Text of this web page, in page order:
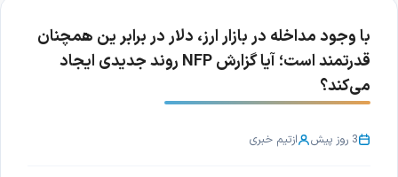
با وجود مداخله در بازار ارز، دلار در برابر ین همچنان
قدرتمند است؛ آیا گزارش NFP روند جدیدی ایجاد
می‌کند؟
3 روز پیش ازتیم خبری